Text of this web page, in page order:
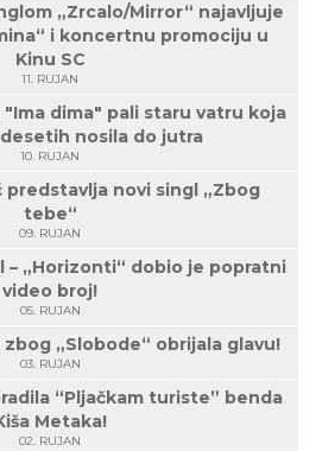
„Zrcalo/Mirror“ najavljuje
i koncertnu promociju u
Kinu SC
11. RUJAN
dima" pali staru vatru koja
nosila do jutra
10. RUJAN
predstavlja novi singl „Zbog
tebe“
09. RUJAN
– „Horizonti“ dobio je popratni
video broj!
05. RUJAN
zbog „Slobode“ obrijala glavu!
03. RUJAN
“Pljačkam turiste” benda
Metaka!
02. RUJAN